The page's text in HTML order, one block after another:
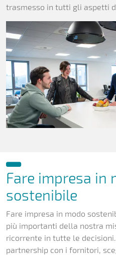
trasmesso in tutti gli aspetti
Fare impresa in
sostenibile
Fare impresa in modo
più importanti della nostra
ricorrente in tutte le
partnership con i fornitori,